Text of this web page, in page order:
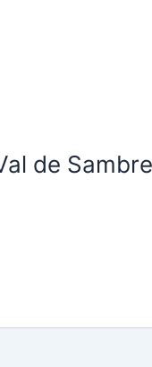
de Sambre